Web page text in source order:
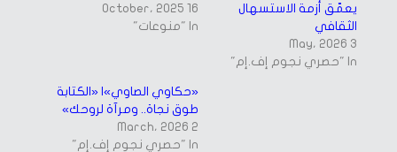
16 October، 2025
In "منوعات"
يعمّق أزمة الاستسهال
الثقافي
3 May، 2026
In "حصري نجوم إف.إم"
«حكاوي الصاوي»| «الكتابة
طوق نجاة.. ومرآة لروحك»
2 March، 2026
In "حصري نجوم إف.إم"